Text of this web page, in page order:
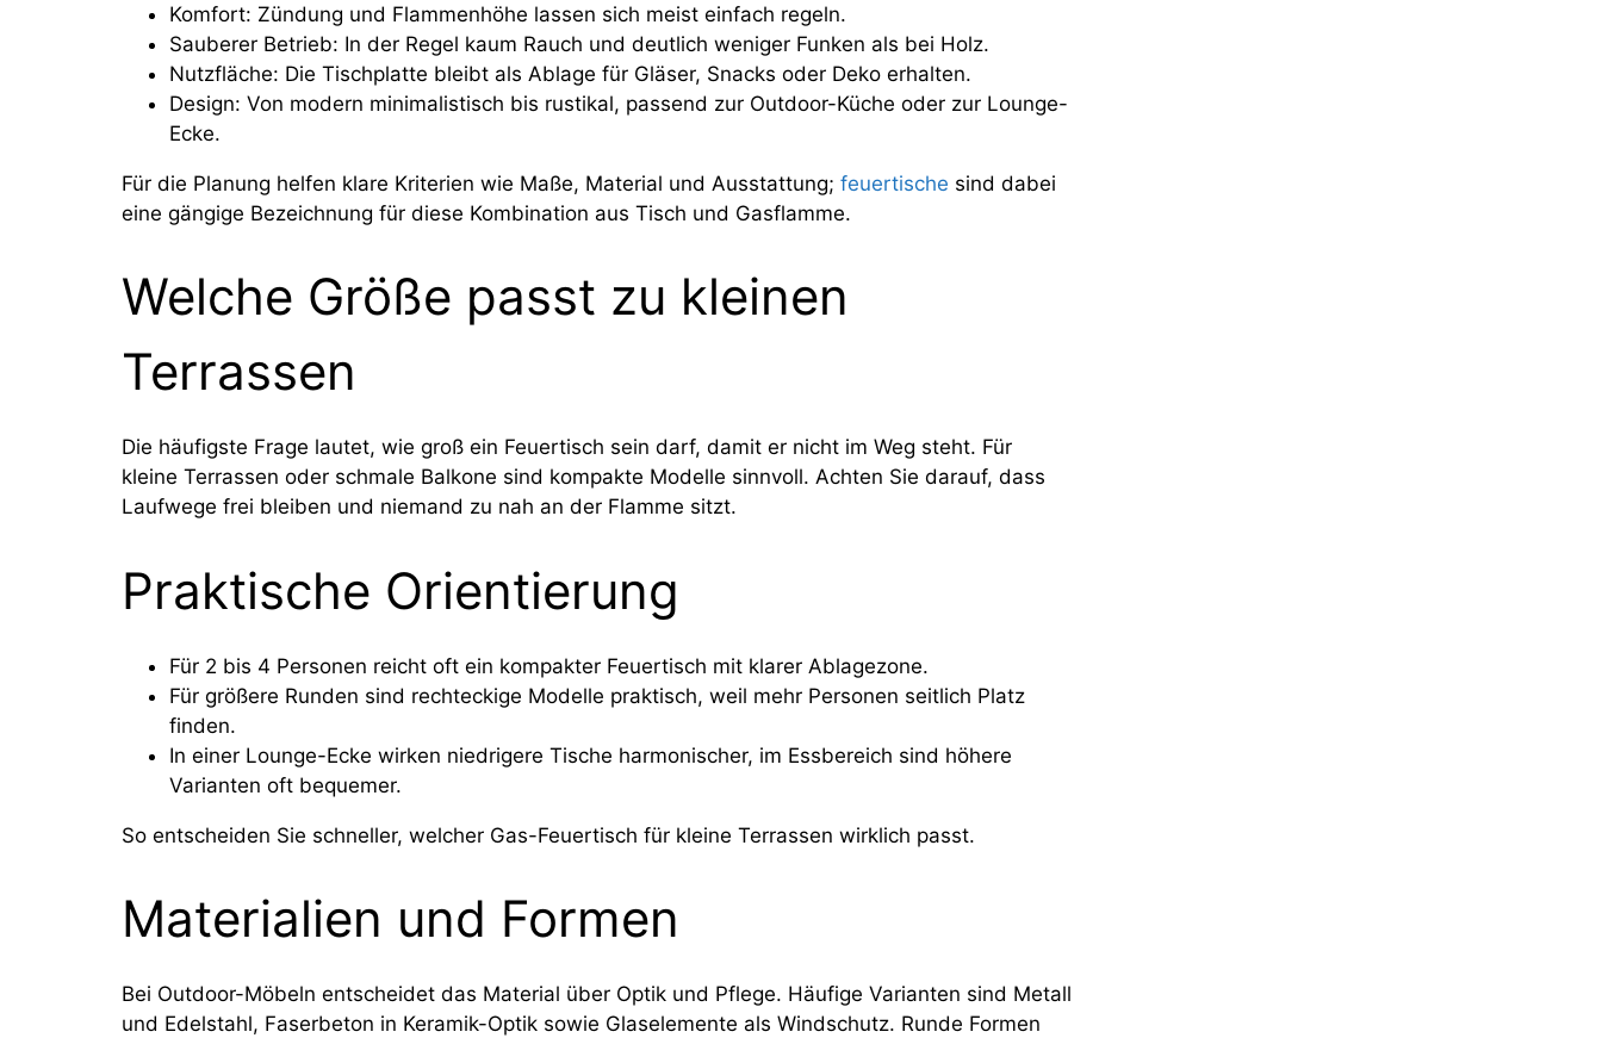
Komfort: Zündung und Flammenhöhe lassen sich meist einfach regeln.
Sauberer Betrieb: In der Regel kaum Rauch und deutlich weniger Funken als bei Holz.
Nutzfläche: Die Tischplatte bleibt als Ablage für Gläser, Snacks oder Deko erhalten.
Design: Von modern minimalistisch bis rustikal, passend zur Outdoor-Küche oder zur Lounge-
Ecke.
Für die Planung helfen klare Kriterien wie Maße, Material und Ausstattung; feuertische sind dabei
eine gängige Bezeichnung für diese Kombination aus Tisch und Gasflamme.
Welche Größe passt zu kleinen
Terrassen
Die häufigste Frage lautet, wie groß ein Feuertisch sein darf, damit er nicht im Weg steht. Für
kleine Terrassen oder schmale Balkone sind kompakte Modelle sinnvoll. Achten Sie darauf, dass
Laufwege frei bleiben und niemand zu nah an der Flamme sitzt.
Praktische Orientierung
Für 2 bis 4 Personen reicht oft ein kompakter Feuertisch mit klarer Ablagezone.
Für größere Runden sind rechteckige Modelle praktisch, weil mehr Personen seitlich Platz
finden.
In einer Lounge-Ecke wirken niedrigere Tische harmonischer, im Essbereich sind höhere
Varianten oft bequemer.
So entscheiden Sie schneller, welcher Gas-Feuertisch für kleine Terrassen wirklich passt.
Materialien und Formen
Bei Outdoor-Möbeln entscheidet das Material über Optik und Pflege. Häufige Varianten sind Metall
und Edelstahl, Faserbeton in Keramik-Optik sowie Glaselemente als Windschutz. Runde Formen